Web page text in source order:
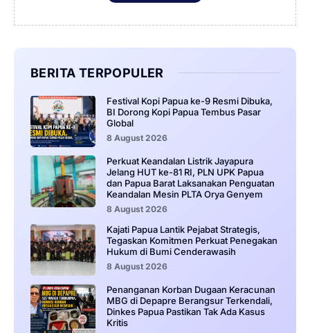
BERITA TERPOPULER
Festival Kopi Papua ke-9 Resmi Dibuka,
BI Dorong Kopi Papua Tembus Pasar
Global
8 August 2026
Perkuat Keandalan Listrik Jayapura
Jelang HUT ke-81 RI, PLN UPK Papua
dan Papua Barat Laksanakan Penguatan
Keandalan Mesin PLTA Orya Genyem
8 August 2026
Kajati Papua Lantik Pejabat Strategis,
Tegaskan Komitmen Perkuat Penegakan
Hukum di Bumi Cenderawasih
8 August 2026
Penanganan Korban Dugaan Keracunan
MBG di Depapre Berangsur Terkendali,
Dinkes Papua Pastikan Tak Ada Kasus
Kritis